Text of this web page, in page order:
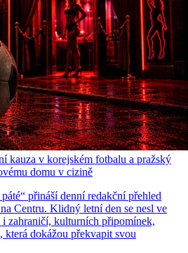
kauza v korejském fotbalu a pražský
domu v cizině
přináší denní redakční přehled
Centru. Klidný letní den se nesl ve
zahraničí, kulturních připomínek,
která dokážou překvapit svou